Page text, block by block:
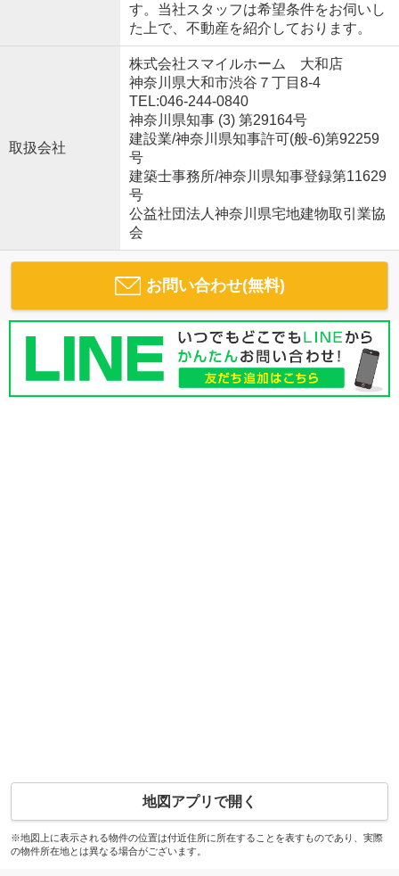
す。当社スタッフは希望条件をお伺いし
た上で、不動産を紹介しております。
取扱会社
株式会社スマイルホーム 大和店
神奈川県大和市渋谷７丁目8-4
TEL:046-244-0840
神奈川県知事 (3) 第29164号
建設業/神奈川県知事許可(般-6)第92259
号
建築士事務所/神奈川県知事登録第11629
号
公益社団法人神奈川県宅地建物取引業協
会
お問い合わせ(無料)
地図アプリで開く
※地図上に表示される物件の位置は付近住所に所在することを表すものであり、実際
の物件所在地とは異なる場合がございます。